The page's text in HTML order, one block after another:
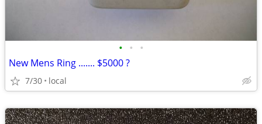
• • •
New Mens Ring ....... $5000 ?
7/30 local